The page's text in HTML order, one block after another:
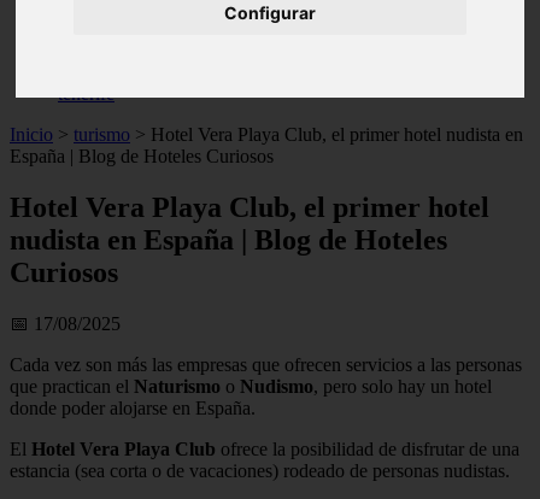
Configurar
tenerife
Inicio > turismo > Hotel Vera Playa Club, el primer hotel nudista en
España | Blog de Hoteles Curiosos
Hotel Vera Playa Club, el primer hotel
nudista en España | Blog de Hoteles
Curiosos
📅 17/08/2025
Cada vez son más las empresas que ofrecen servicios a las personas
que practican el Naturismo o Nudismo, pero solo hay un hotel
donde poder alojarse en España.
El Hotel Vera Playa Club ofrece la posibilidad de disfrutar de una
estancia (sea corta o de vacaciones) rodeado de personas nudistas.